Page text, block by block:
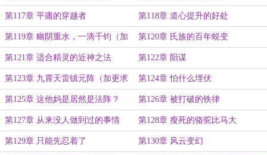
第117章 平庸的穿越者 第118章 道心提升的好处
第119章 幽阴重水，一滴千钧（加
更求月票）
第120章 氏族的百年蜕变
第121章 适合精灵的近神之法 第122章 阳谋
第123章 九霄天雷镇元阵（加更求
月票）
第124章 怕什么埋伏
第125章 这他妈是居然是法阵？ 第126章 被打破的铁律
第127章 从来没人做到过的事情
（加更求月票）
第128章 瘦死的骆驼比马大
第129章 只能先忍着了 第130章 风云变幻